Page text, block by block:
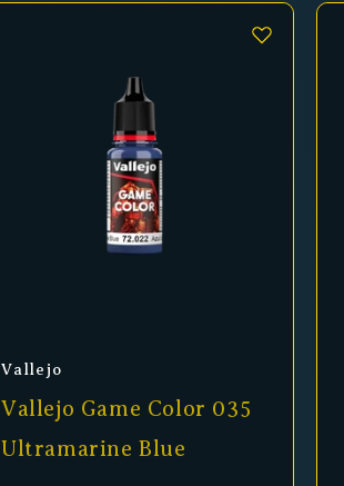
Anbieter:
Vallejo
Vallejo Game Color 035
Ultramarine Blue